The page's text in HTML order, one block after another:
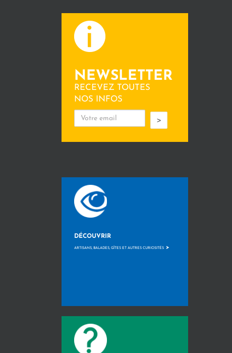
NEWSLETTER
RECEVEZ TOUTES
NOS INFOS
>
DÉCOUVRIR
ARTISANS, BALADES, GÎTES ET AUTRES CURIOSITÉS >